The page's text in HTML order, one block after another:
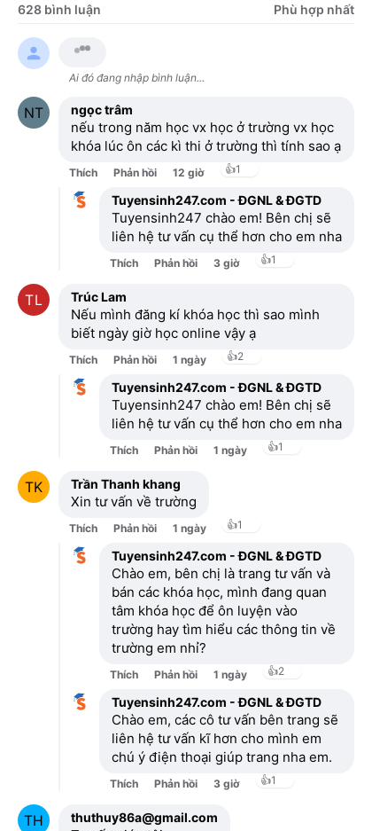
628 bình luận Phù hợp nhất
Ai đó đang nhập bình luận...
ngọc trâm
nếu trong năm học vx học ở trường vx học
khóa lúc ôn các kì thi ở trường thì tính sao ạ
Thích Phản hồi 12 giờ 👍1
Tuyensinh247.com - ĐGNL & ĐGTD
Tuyensinh247 chào em! Bên chị sẽ
liên hệ tư vấn cụ thể hơn cho em nha
Thích Phản hồi 3 giờ 👍1
Trúc Lam
Nếu mình đăng kí khóa học thì sao mình
biết ngày giờ học online vậy ạ
Thích Phản hồi 1 ngày 👍2
Tuyensinh247.com - ĐGNL & ĐGTD
Tuyensinh247 chào em! Bên chị sẽ
liên hệ tư vấn cụ thể hơn cho em nha
Thích Phản hồi 1 ngày 👍1
Trần Thanh khang
Xin tư vấn về trường
Thích Phản hồi 1 ngày 👍1
Tuyensinh247.com - ĐGNL & ĐGTD
Chào em, bên chị là trang tư vấn và
bán các khóa học, mình đang quan
tâm khóa học để ôn luyện vào
trường hay tìm hiểu các thông tin về
trường em nhỉ?
Thích Phản hồi 1 ngày 👍2
Tuyensinh247.com - ĐGNL & ĐGTD
Chào em, các cô tư vấn bên trang sẽ
liên hệ tư vấn kĩ hơn cho mình em
chú ý điện thoại giúp trang nha em.
Thích Phản hồi 3 giờ 👍1
thuthuy86a@gmail.com